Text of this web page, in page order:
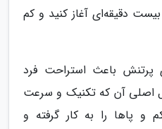
دقیقه‌ای آغاز کنید و کم
پرتنش باعث استراحت فرد
اصلی آن که تکنیک و سرعت
و پاها را به کار گرفته و